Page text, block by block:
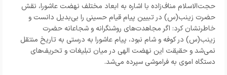
حجت‌الاسلام مناف‌زاده با اشاره به ابعاد مختلف نهضت عاشورا، نقش
حضرت زینب(س) در تبیین پیام قیام حسینی را بی‌بدیل دانست و
خاطرنشان کرد: اگر مجاهدت‌های روشنگرانه و شجاعانه حضرت
زینب(س) در کوفه و شام نبود، پیام عاشورا به درستی به تاریخ منتقل
نمی‌شد و حقیقت این نهضت الهی در میان تبلیغات و تحریف‌های
دستگاه اموی به فراموشی سپرده می‌شد.